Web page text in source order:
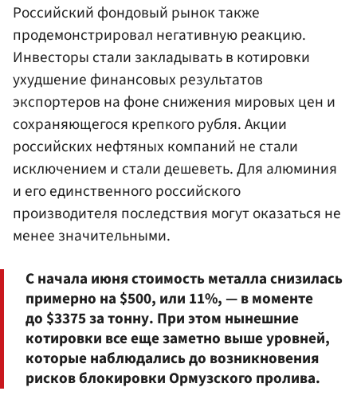
Российский фондовый рынок также
продемонстрировал негативную реакцию.
Инвесторы стали закладывать в котировки
ухудшение финансовых результатов
экспортеров на фоне снижения мировых цен и
сохраняющегося крепкого рубля. Акции
российских нефтяных компаний не стали
исключением и стали дешеветь. Для алюминия
и его единственного российского
производителя последствия могут оказаться не
менее значительными.
С начала июня стоимость металла снизилась
примерно на $500, или 11%, — в моменте
до $3375 за тонну. При этом нынешние
котировки все еще заметно выше уровней,
которые наблюдались до возникновения
рисков блокировки Ормузского пролива.